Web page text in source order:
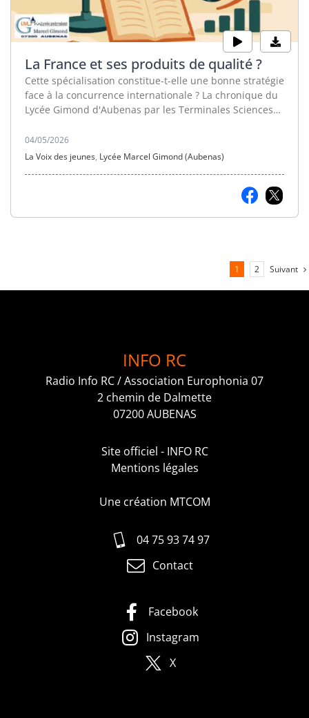
La France et ses produits de qualité ?
Cette spécialisation constitue-t-elle une bonne stratégie
face à la concurrence internationale ? La chronique du
Lycée Gimond d'Aubenas par les Terminales Sciences
04/05/2026
La Voix des jeunes, Lycée Marcel Gimond (Aubenas)
1 2 Suivant
INFO RC
Radio Info RC / Association Europhonia 07
2 chemin de Dalmette
07200 AUBENAS
Site officiel - INFO RC
Mentions légales
Une création MTCOM
04 75 93 74 97
Contact
Facebook
Instagram
X